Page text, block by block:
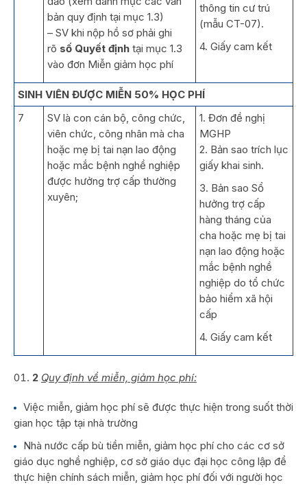
bản quy định tại mục 1.3)
– SV khi nộp hồ sơ phải ghi
rõ số Quyết định tại mục 1.3
vào đơn Miễn giảm học phí
thông tin cư trú
(mẫu CT-07).
4. Giấy cam kết
SINH VIÊN ĐƯỢC MIỄN 50% HỌC PHÍ
7
SV là con cán bộ, công chức,
viên chức, công nhân mà cha
hoặc mẹ bị tai nạn lao động
hoặc mắc bệnh nghề nghiệp
được hưởng trợ cấp thường
xuyên;
1. Đơn đề nghị
MGHP
2. Bản sao trích lục
giấy khai sinh.
3. Bản sao Sổ
hưởng trợ cấp
hàng tháng của
cha hoặc mẹ bị tai
nạn lao động hoặc
mắc bệnh nghề
nghiệp do tổ chức
bảo hiểm xã hội
cấp
4. Giấy cam kết
2 Quy định về miễn, giảm học phí:
Việc miễn, giảm học phí sẽ được thực hiện trong suốt thời
gian học tập tại nhà trường
Nhà nước cấp bù tiền miễn, giảm học phí cho các cơ sở
giáo dục nghề nghiệp, cơ sở giáo dục đại học công lập để
thực hiện chính sách miễn, giảm học phí đối với người học